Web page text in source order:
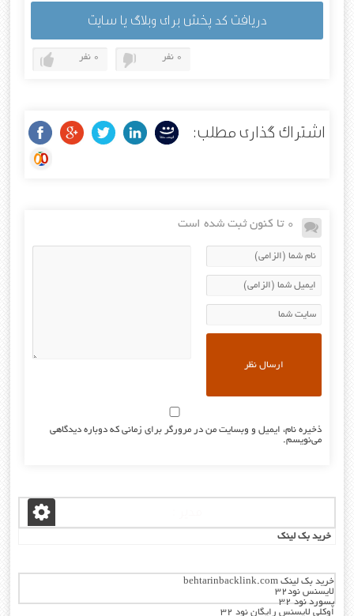
دریافت کد پخش برای وبلاگ یا سایت
0 نفر 0 نفر
اشتراک گذاری مطلب:
0 تا کنون ثبت شده است
ذخیره نام، ایمیل و وبسایت من در مرورگر برای زمانی که دوباره دیدگاهی
می‌نویسم.
خرید بک لینک
خرید بک لینک behtarinbacklink.com
لایسنس نود32
پسورد نود 32
اوکلی لایسنس رایگان نود 32